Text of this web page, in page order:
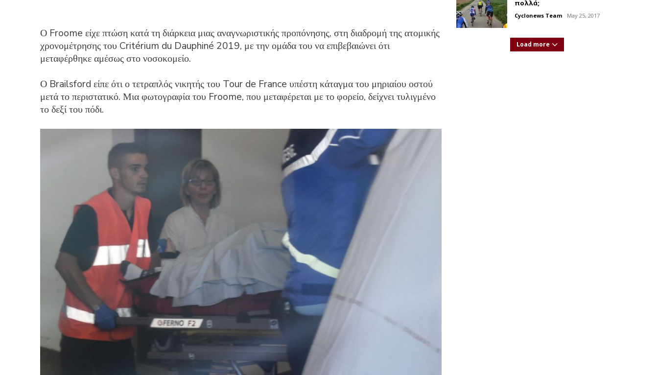
Ο Froome είχε πτώση κατά τη διάρκεια μιας αναγνωριστικής προπόνησης, στη διαδρομή της ατομικής
χρονομέτρησης του Critérium du Dauphiné 2019, με την ομάδα του να επιβεβαιώνει ότι
μεταφέρθηκε αμέσως στο νοσοκομείο.
Ο Brailsford είπε ότι ο τετραπλός νικητής του Tour de France υπέστη κάταγμα του μηριαίου οστού
μετά το περιστατικό. Μια φωτογραφία του Froome, που μεταφέρεται με το φορείο, δείχνει τυλιγμένο
το δεξί του πόδι.
πολλά;
Cyclonews Team May 25, 2017
Load more